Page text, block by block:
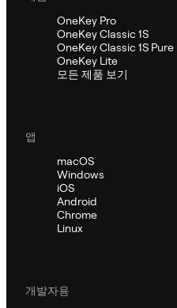
OneKey Pro
OneKey Classic 1S
OneKey Classic 1S Pure
OneKey Lite
모든 제품 보기
앱
macOS
Windows
iOS
Android
Chrome
Linux
개발자용